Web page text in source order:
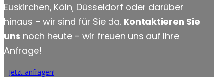
Euskirchen, Köln, Düsseldorf oder darüber
hinaus – wir sind für Sie da. Kontaktieren Sie
uns noch heute – wir freuen uns auf Ihre
Anfrage!
Jetzt anfragen!